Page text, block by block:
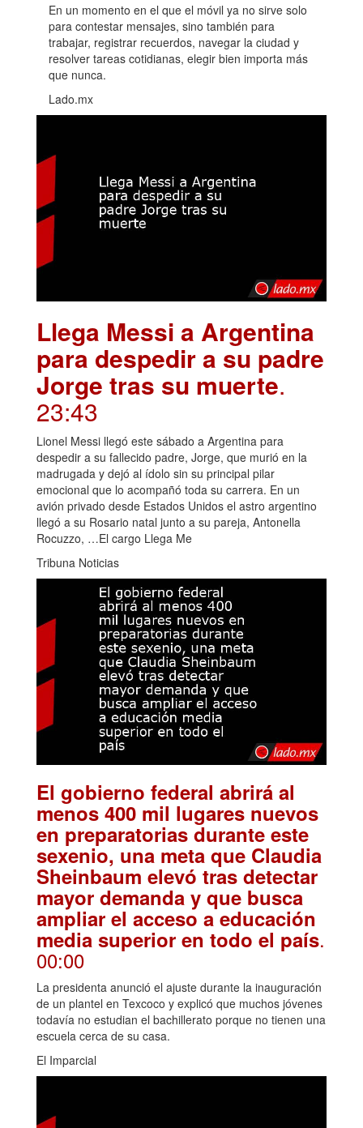
En un momento en el que el móvil ya no sirve solo
para contestar mensajes, sino también para
trabajar, registrar recuerdos, navegar la ciudad y
resolver tareas cotidianas, elegir bien importa más
que nunca.
Lado.mx
Llega Messi a Argentina
para despedir a su padre
Jorge tras su muerte.
23:43
Lionel Messi llegó este sábado a Argentina para
despedir a su fallecido padre, Jorge, que murió en la
madrugada y dejó al ídolo sin su principal pilar
emocional que lo acompañó toda su carrera. En un
avión privado desde Estados Unidos el astro argentino
llegó a su Rosario natal junto a su pareja, Antonella
Rocuzzo, …El cargo Llega Me
Tribuna Noticias
El gobierno federal abrirá al
menos 400 mil lugares nuevos
en preparatorias durante este
sexenio, una meta que Claudia
Sheinbaum elevó tras detectar
mayor demanda y que busca
ampliar el acceso a educación
media superior en todo el país.
00:00
La presidenta anunció el ajuste durante la inauguración
de un plantel en Texcoco y explicó que muchos jóvenes
todavía no estudian el bachillerato porque no tienen una
escuela cerca de su casa.
El Imparcial